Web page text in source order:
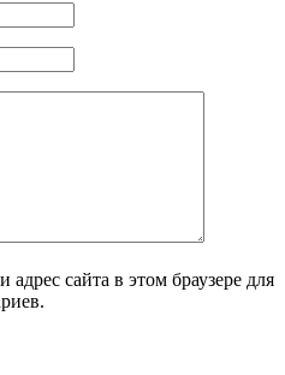
сайта в этом браузере для